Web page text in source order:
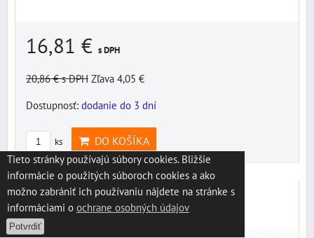
16,81 € s DPH
20,86 €s DPH Zľava 4,05 €
Dostupnosť: dodanie do 3 dní
ks DO KOŠÍKA
Radiaca páka LCA4301A
Páka radiaca KTM oranžová 4T
Tieto stránky používajú súbory cookies. Bližšie
informácie o použitých súboroch cookies a ako
možno zabrániť ich používaniu nájdete na stránke s
informáciami o ochrane osobných údajov
Potvrdiť